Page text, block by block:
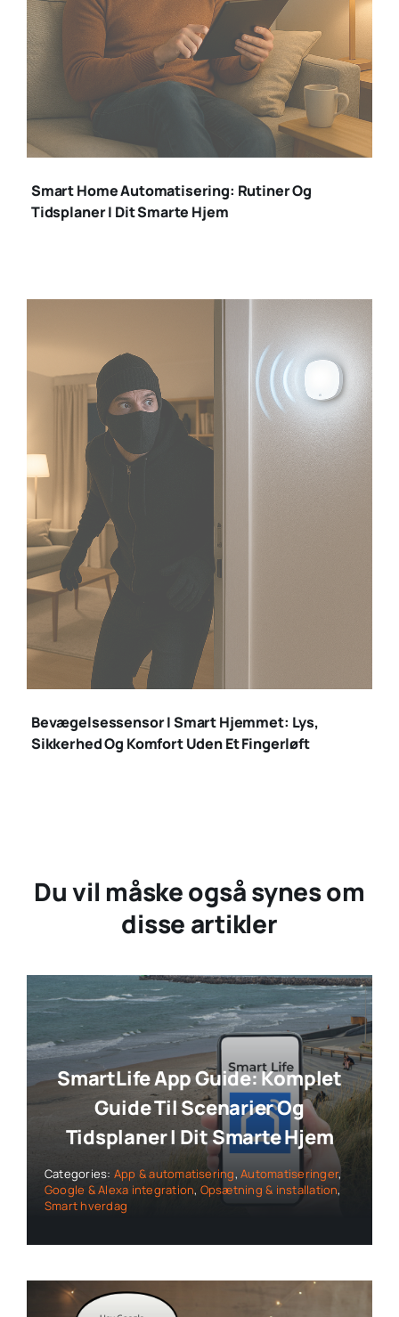
smart home
automatisering
Smart Home Automatisering: Rutiner Og
Tidsplaner I Dit Smarte Hjem
bevægelsessensor
indbrud
Bevægelsessensor I Smart Hjemmet: Lys,
Sikkerhed Og Komfort Uden Et Fingerløft
Du vil måske også synes om
disse artikler
SmartLife App Guide: Komplet
Guide Til Scenarier Og
Tidsplaner I Dit Smarte Hjem
Categories: App & automatisering,Automatiseringer,
Google & Alexa integration, Opsætning & installation,
Smart hverdag